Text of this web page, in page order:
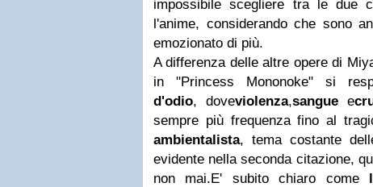
impossibile scegliere tra le due
l'anime, considerando che sono
emozionato di più.
A differenza delle altre opere di
in "Princess Mononoke" si
d'odio, doveviolenza,sangue e
sempre più frequenza fino al
ambientalista, tema costante
evidente nella seconda citazione,
non mai.E' subito chiaro come